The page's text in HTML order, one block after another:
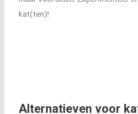
kat(ten)!
Alternatieven voor